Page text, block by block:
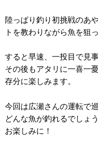
陸っぱり釣り初挑戦のあ
トを教わ りながら魚を狙
すると早速、一投目で見
その後もアタリに一喜一
存分に楽 しみます。
今回は広瀬さんの運転で
どんな魚が釣れるでしょ
お楽しみに！